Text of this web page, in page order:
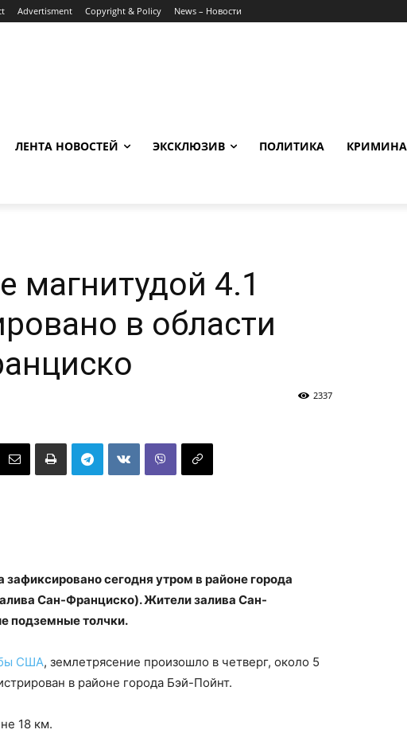
Advertisment Copyright & Policy News – Новости
ЛЕНТА НОВОСТЕЙ ЭКСКЛЮЗИВ ПОЛИТИКА
магнитудой 4.1
в области
2337
сегодня утром в районе города
Сан-Франциско). Жители залива Сан-
подземные толчки.
США, землетрясение произошло в четверг, около 5
в районе города Бэй-Пойнт.
18 км.